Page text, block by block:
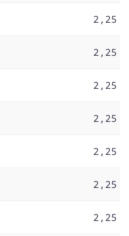
2,25
2,25
2,25
2,25
2,25
2,25
2,25